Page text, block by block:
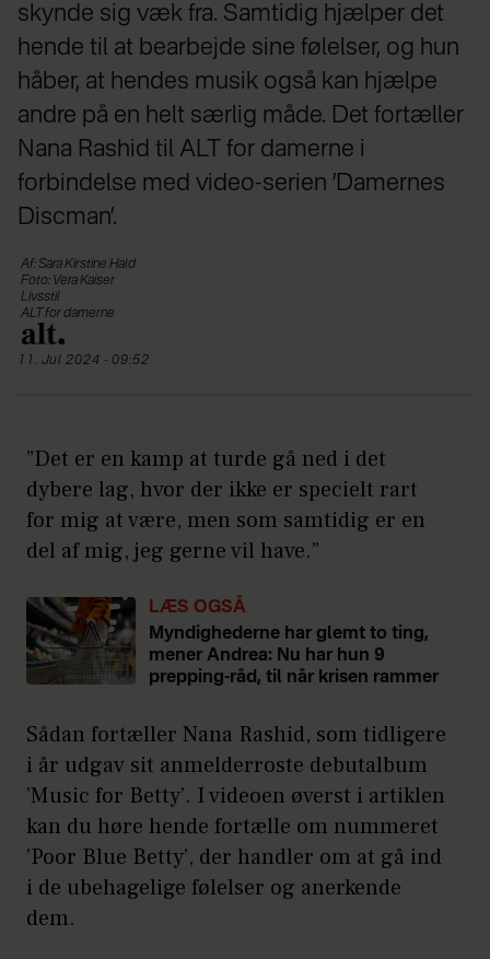
skynde sig væk fra. Samtidig hjælper det
hende til at bearbejde sine følelser, og hun
håber, at hendes musik også kan hjælpe
andre på en helt særlig måde. Det fortæller
Nana Rashid til ALT for damerne i
forbindelse med video-serien ’Damernes
Discman’.
Af: Sara Kirstine Hald
Foto: Vera Kaiser
Livsstil
ALT for damerne
11. Jul 2024 - 09:52
”Det er en kamp at turde gå ned i det
dybere lag, hvor der ikke er specielt rart
for mig at være, men som samtidig er en
del af mig, jeg gerne vil have.”
LÆS OGSÅ
Myndighederne har glemt to ting,
mener Andrea: Nu har hun 9
prepping-råd, til når krisen rammer
Sådan fortæller Nana Rashid, som tidligere
i år udgav sit anmelderroste debutalbum
’Music for Betty’. I videoen øverst i artiklen
kan du høre hende fortælle om nummeret
’Poor Blue Betty’, der handler om at gå ind
i de ubehagelige følelser og anerkende
dem.